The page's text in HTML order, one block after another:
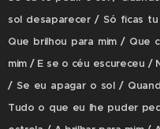
sol desaparecer / Só ficas
Que brilhou para mim / Que
mim / E se o céu escureceu /
/ Se eu apagar o sol /
Tudo o que eu lhe puder